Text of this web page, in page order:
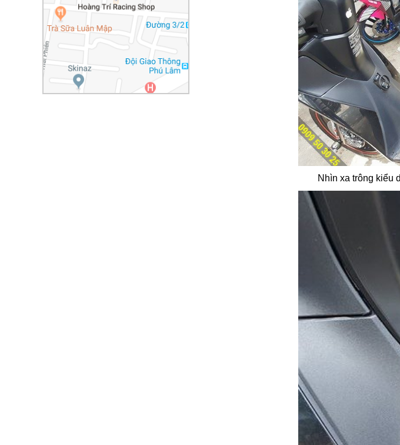
Nhìn xa trông kiểu